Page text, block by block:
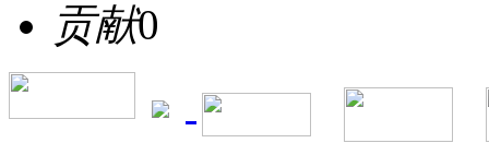
贡献0